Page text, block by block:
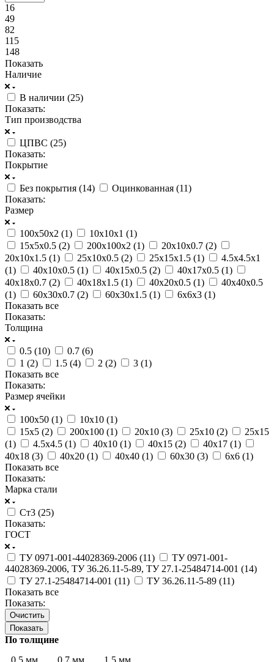
16
49
82
115
148
Показать
Наличие
В наличии (25)
Показать:
Тип производства
ЦПВС (25)
Показать:
Покрытие
Без покрытия (14) Оцинкованная (11)
Показать:
Размер
100х50х2 (1) 10х10х1 (1)
15х5х0.5 (2) 200х100х2 (1) 20х10х0.7 (2)
20х10х1.5 (1) 25х10х0.5 (2) 25х15х1.5 (1)
4.5х4.5х1
(1) 40х10х0.5 (1) 40х15х0.5 (2) 40х17х0.5 (1)
40х18х0.7 (2) 40х18х1.5 (1) 40х20х0.5 (1)
40х40х0.5
(1) 60х30х0.7 (2) 60х30х1.5 (1) 6х6х3 (1)
Показать все
Показать:
Толщина
0.5 (10) 0.7 (6)
1 (2) 1.5 (4) 2 (2) 3 (1)
Показать все
Показать:
Размер ячейки
100х50 (1) 10х10 (1)
15х5 (2) 200х100 (1) 20х10 (3) 25х10 (2)
25х15
(1) 4.5х4.5 (1) 40х10 (1) 40х15 (2) 40х17 (1)
40х18 (3) 40х20 (1) 40х40 (1) 60х30 (3) 6х6 (1)
Показать все
Показать:
Марка стали
Ст3 (25)
Показать:
ГОСТ
ТУ 0971-001-44028369-2006 (11)
ТУ 0971-001-
44028369-2006, ТУ 36.26.11-5-89, ТУ 27.1-25484714-001 (14)
ТУ 27.1-25484714-001 (11) ТУ 36.26.11-5-89 (11)
Показать все
Показать:
Очистить
По толщине
0.5 мм
0.7 мм 1.5 мм